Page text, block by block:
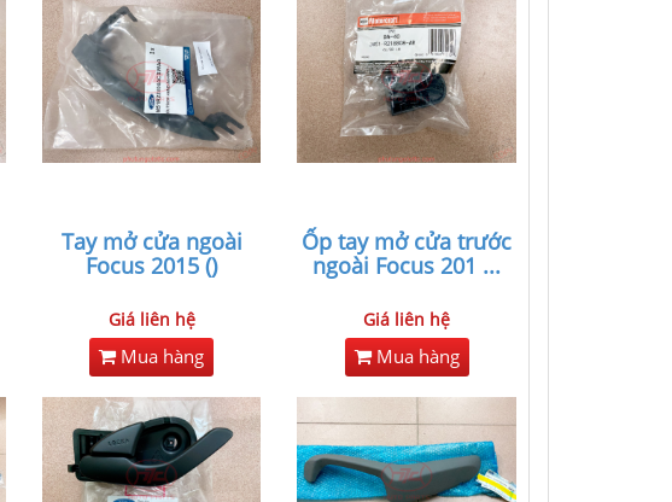
Tay mở cửa ngoài
Focus 2015 ()
Giá liên hệ
Mua hàng
Ốp tay mở cửa trước
ngoài Focus 201 ...
Giá liên hệ
Mua hàng